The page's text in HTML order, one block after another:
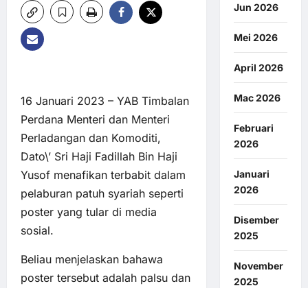
16 Januari 2023 – YAB Timbalan
Perdana Menteri dan Menteri
Perladangan dan Komoditi,
Dato\’ Sri Haji Fadillah Bin Haji
Yusof menafikan terbabit dalam
pelaburan patuh syariah seperti
poster yang tular di media
sosial.
Beliau menjelaskan bahawa
poster tersebut adalah palsu dan
Jun 2026
Mei 2026
April 2026
Mac 2026
Februari
2026
Januari
2026
Disember
2025
November
2025